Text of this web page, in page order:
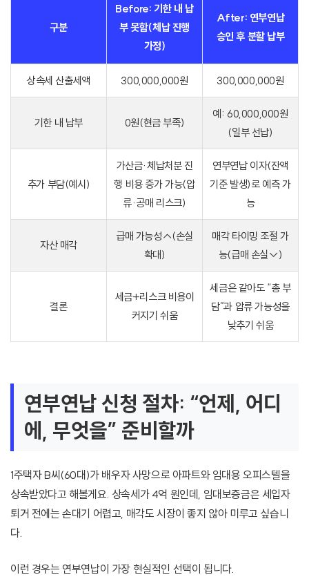
구분
Before: 기한 내 납
부 못함(체납 진행
가정)
After: 연부연납
승인 후 분할 납부
상속세 산출세액 300,000,000원 300,000,000원
기한 내 납부 0원(현금 부족)
예: 60,000,000원
(일부 선납)
추가 부담(예시)
가산금·체납처분 진
행 비용 증가 가능(압
류·공매 리스크)
연부연납 이자(잔액
기준 발생)로 예측 가
능
자산 매각
급매 가능성↑(손실
확대)
매각 타이밍 조절 가
능(급매 손실↓)
결론
세금+리스크 비용이
커지기 쉬움
세금은 같아도 “총 부
담”과 압류 가능성을
낮추기 쉬움
연부연납 신청 절차: “언제, 어디
에, 무엇을” 준비할까
1주택자 B씨(60대)가 배우자 사망으로 아파트와 임대용 오피스텔을
상속받았다고 해볼게요. 상속세가 4억 원인데, 임대보증금은 세입자
퇴거 전에는 손대기 어렵고, 매각도 시장이 좋지 않아 미루고 싶습니
다.
이런 경우는 연부연납이 가장 현실적인 선택이 됩니다.